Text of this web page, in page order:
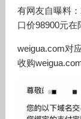
有网友自曝料
口价98900元在
weigua.com对
收购